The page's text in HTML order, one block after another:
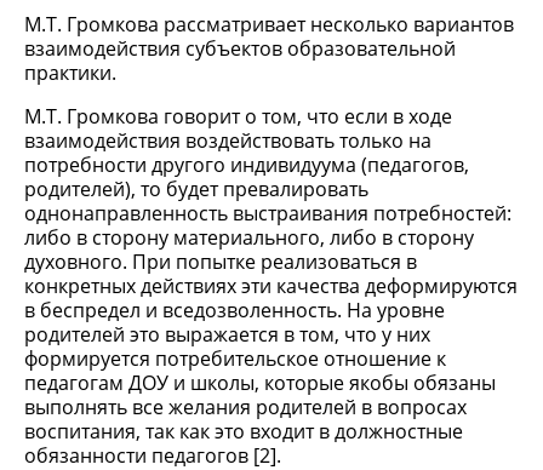
М.Т. Громкова рассматривает несколько вариантов
взаимодействия субъектов образовательной
практики.
М.Т. Громкова говорит о том, что если в ходе
взаимодействия воздействовать только на
потребности другого индивидуума (педагогов,
родителей), то будет превалировать
однонаправленность выстраивания по­требностей:
либо в сторону материального, либо в сторону
духовного. При попытке реализоваться в
конкретных действиях эти качества деформируются
в беспредел и вседозволенность. На уровне
родителей это выражается в том, что у них
формируется потребительское отношение к
педагогам ДОУ и школы, которые якобы обязаны
выполнять все желания родителей в вопросах
воспитания, так как это входит в должностные
обязанности педагогов [2].